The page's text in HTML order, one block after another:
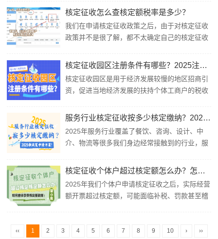
后长期有效的，需要我们定期申请延用，如果我
核定征收多久核定一次呢？2025年的新政策多久
能批下来？核定征收多久核定一次：1、我们...
核定征收怎么查核定额税率是多少？
我们在申请核定征收政策之后，由于对核定征收
政策并不是很了解，都不太确定自己的核定征收
及能不能开专票等疑问？下面我们一起来了解一
核定了多少？核定征收怎么查核定额税
率： &n...
核定征收园区注册条件有哪些？2025注册流程！
核定征收园区是用于经济发展较慢的地区招商引
资，促进当地经济发展的扶持个体工商户的税收
现在有着税收优惠扶持政策的园区内注册个体户
些？下面我们跟随智小账一起了解一下吧！核定
征收园区注册条件：核定征收园区注册经营者身
服务行业核定征收按多少核定缴纳？2025新政策申请方案！
2025年服务行业覆盖了餐饮、咨询、设计、中
介、物流等很多我们身边经常接触到的行业，服
较困难，也就导致了一些企业利润虚高、税负过
政策了，那么服务行业核定征收具体按多少核定
缴纳？税率如何确定？不同地区政策有何差异？
核定征收个体户超过核定额怎么办？怎么继续享受核定！
2025年我们个体户申请核定征收之后，实际经营
额开票超过核定额，可能面临补税、罚款甚至稽
处理了，如果处理不好还会留下很多麻烦，下面
‹‹ 1 2 3 4 5 6 7 8 9 10 › ››